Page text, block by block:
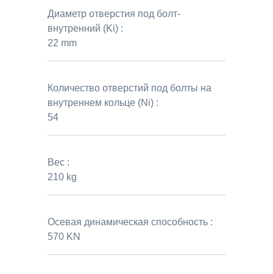
Диаметр отверстия под болт-
внутренний (Ki) :
22 mm
Количество отверстий под болты на
внутреннем кольце (Ni) :
54
Вес :
210 kg
Осевая динамическая способность :
570 KN